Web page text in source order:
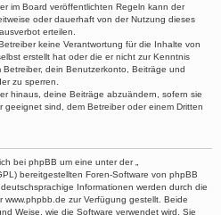
im Board veröffentlichten Regeln kann der
oder dauerhaft von der Nutzung dieses
erteilen.
keine Verantwortung für die Inhalte von
erstellt hat oder die er nicht zur Kenntnis
dein Benutzerkonto, Beiträge und
zu sperren.
hinaus, deine Beiträge abzuändern, sofern sie
sind, dem Betreiber oder einem Dritten
bei phpBB um eine unter der „
bereitgestellten Foren-Software von phpBB
Informationen werden durch die
www.phpbb.de zur Verfügung gestellt. Beide
Weise, wie die Software verwendet wird. Sie